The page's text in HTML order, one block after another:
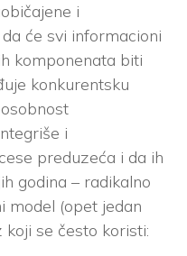
i
će svi informacioni
komponenata biti
konkurentsku
i
preduzeća i da ih
godina – radikalno
model (opet jedan
se često koristi: